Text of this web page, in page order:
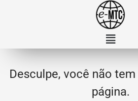
Desculpe, você não
página.